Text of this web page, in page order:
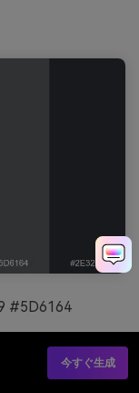
#5D6164
な
今すぐ生成